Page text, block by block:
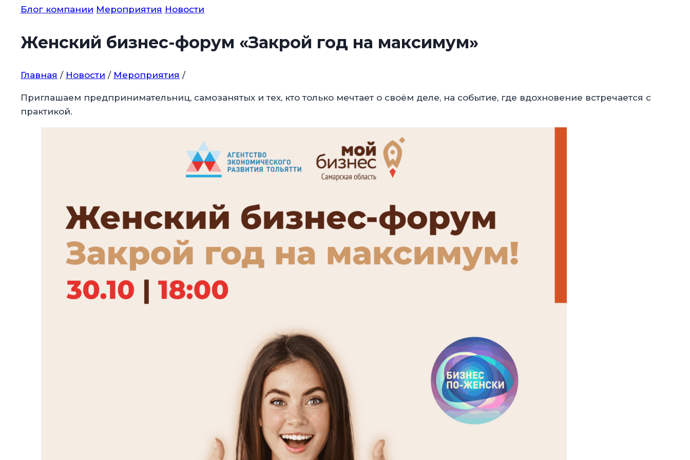
Блог компании Мероприятия Новости
Женский бизнес-форум «Закрой год на максимум»
Главная / Новости / Мероприятия /
Приглашаем предпринимательниц, самозанятых и тех, кто только мечтает о своём деле, на событие, где вдохновение встречается с
практикой.